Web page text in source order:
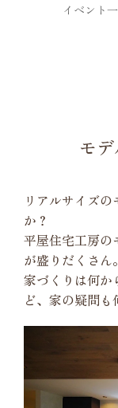
イベント
モ
リアルサイズ
か？
平屋住宅工房の
が盛りだくさん。
家づくりは何か
ど、家の疑問も